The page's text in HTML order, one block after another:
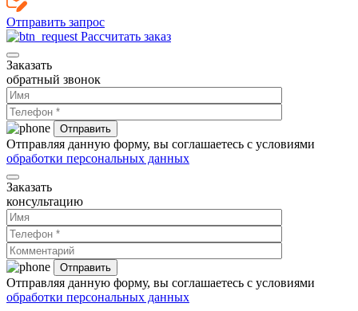
Отправить запрос
Рассчитать заказ
Заказать
обратный звонок
Отправляя данную форму, вы соглашаетесь с условиями
обработки персональных данных
Заказать
консультацию
Отправляя данную форму, вы соглашаетесь с условиями
обработки персональных данных